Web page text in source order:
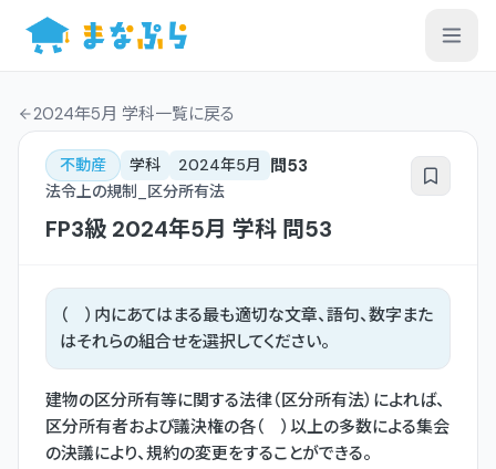
2024年5月 学科一覧に戻る
不動産 学科 2024年5月 問53
法令上の規制_区分所有法
FP3級 2024年5月 学科 問53
（ ）内にあてはまる最も適切な文章、語句、数字また
はそれらの組合せを選択してください。
建物の区分所有等に関する法律（区分所有法）によれば、
区分所有者および議決権の各（ ）以上の多数による集会
の決議により、規約の変更をすることができる。